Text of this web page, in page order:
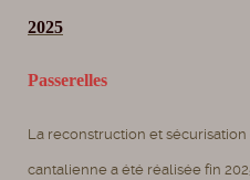
2025
Passerelles
La reconstruction et
cantalienne a été réalisée fin